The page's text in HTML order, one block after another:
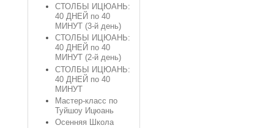
СТОЛБЫ ИЦЮАНЬ:
40 ДНЕЙ по 40
МИНУТ (3-й день)
СТОЛБЫ ИЦЮАНЬ:
40 ДНЕЙ по 40
МИНУТ (2-й день)
СТОЛБЫ ИЦЮАНЬ:
40 ДНЕЙ по 40
МИНУТ
Мастер-класс по
Туйшоу Ицюань
Осенняя Школа